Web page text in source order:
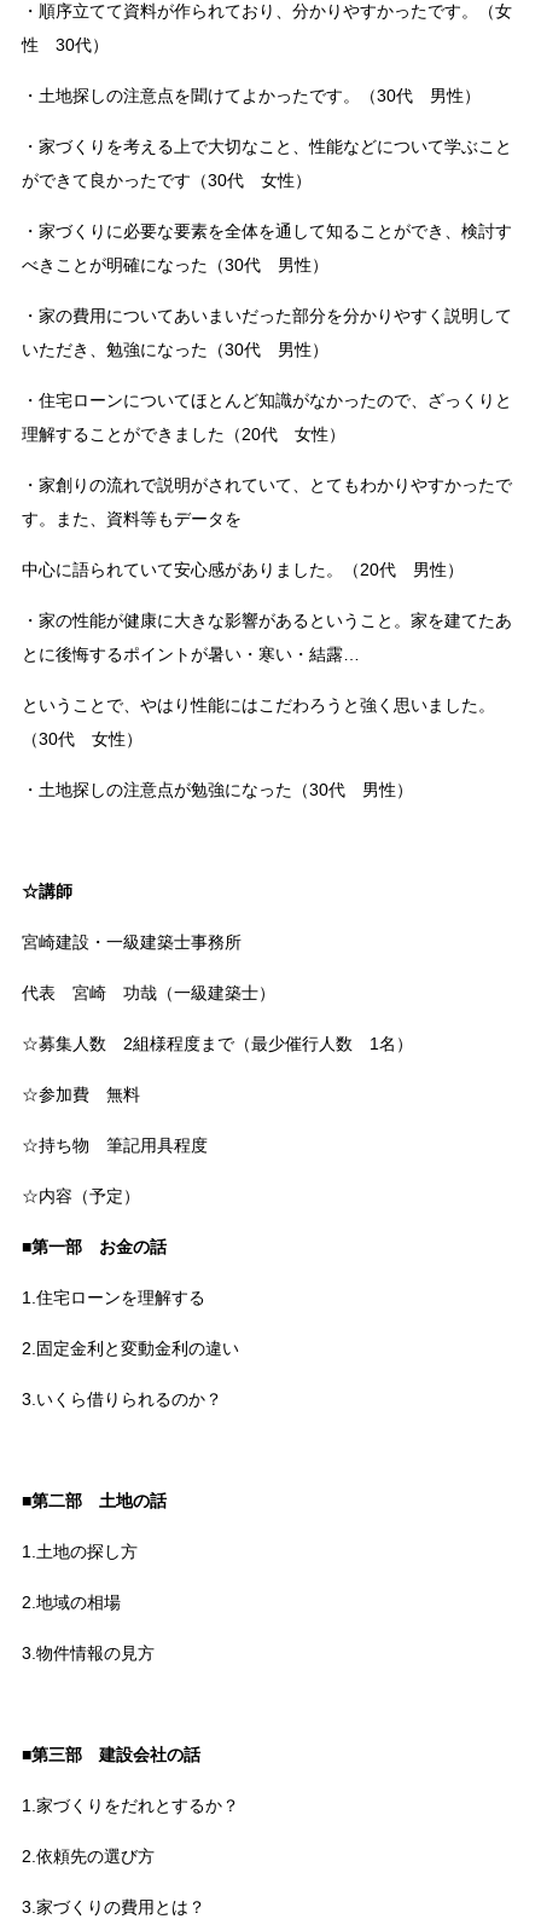
・順序立てて資料が作られており、分かりやすかったです。（女
性 30代）
・土地探しの注意点を聞けてよかったです。（30代 男性）
・家づくりを考える上で大切なこと、性能などについて学ぶこと
ができて良かったです（30代 女性）
・家づくりに必要な要素を全体を通して知ることができ、検討す
べきことが明確になった（30代 男性）
・家の費用についてあいまいだった部分を分かりやすく説明して
いただき、勉強になった（30代 男性）
・住宅ローンについてほとんど知識がなかったので、ざっくりと
理解することができました（20代 女性）
・家創りの流れで説明がされていて、とてもわかりやすかったで
す。また、資料等もデータを
中心に語られていて安心感がありました。（20代 男性）
・家の性能が健康に大きな影響があるということ。家を建てたあ
とに後悔するポイントが暑い・寒い・結露…
ということで、やはり性能にはこだわろうと強く思いました。
（30代 女性）
・土地探しの注意点が勉強になった（30代 男性）
☆講師
宮崎建設・一級建築士事務所
代表 宮崎 功哉（一級建築士）
☆募集人数 2組様程度まで（最少催行人数 1名）
☆参加費 無料
☆持ち物 筆記用具程度
☆内容（予定）
■第一部 お金の話
1.住宅ローンを理解する
2.固定金利と変動金利の違い
3.いくら借りられるのか？
■第二部 土地の話
1.土地の探し方
2.地域の相場
3.物件情報の見方
■第三部 建設会社の話
1.家づくりをだれとするか？
2.依頼先の選び方
3.家づくりの費用とは？